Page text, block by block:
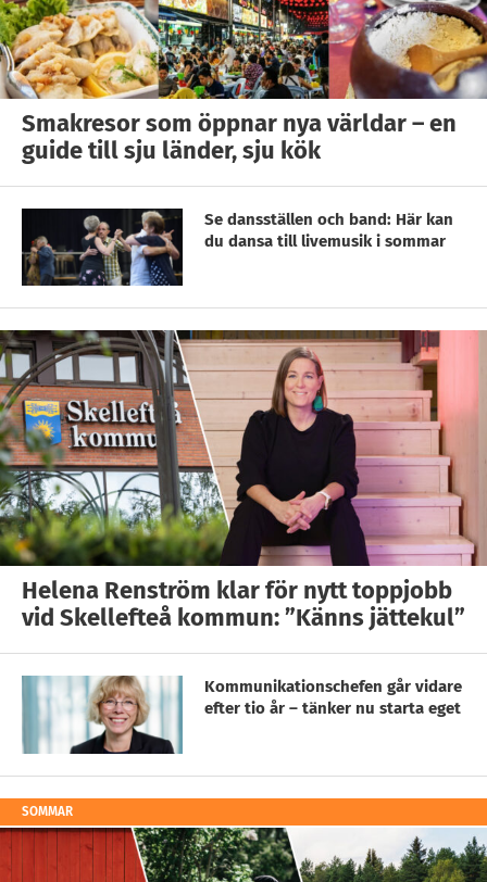
Smakresor som öppnar nya världar – en
guide till sju länder, sju kök
Se dansställen och band: Här kan
du dansa till livemusik i sommar
Helena Renström klar för nytt toppjobb
vid Skellefteå kommun: ”Känns jättekul”
Kommunikationschefen går vidare
efter tio år – tänker nu starta eget
SOMMAR